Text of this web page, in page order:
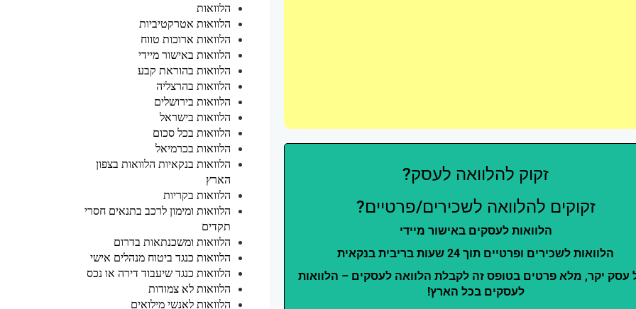
זקוק להלוואה לעסק?
זקוקים להלוואה לשכירים/פרטיים?
הלוואות לעסקים באישור מיידי
הלוואות לשכירים ופרטיים תוך 24 שעות בריבית בנקאית
עסק יקר, מלא פרטים בטופס זה לקבלת הלוואה לעסקים – הלוואות
לעסקים בכל הארץ!
הלוואות
הלוואות אטרקטיביות
הלוואות ארוכות טווח
הלוואות באישור מיידי
הלוואות בהוראת קבע
הלוואות בהרצליה
הלוואות בירושלים
הלוואות בישראל
הלוואות בכל סכום
הלוואות בכרמיאל
הלוואות בנקאיות הלוואות בצפון
הארץ
הלוואות בקריות
הלוואות ומימון לרכב בתנאים חסרי
תקדים
הלוואות ומשכנתאות בדרום
הלוואות כנגד ביטוח מנהלים אישי
הלוואות כנגד שיעבוד דירה או נכס
הלוואות לא צמודות
הלוואות לאנשי מילואים